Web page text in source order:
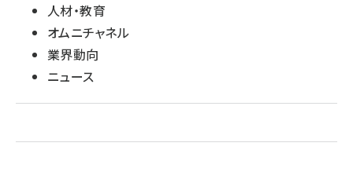
人材・教育
オムニチャネル
業界動向
ニュース